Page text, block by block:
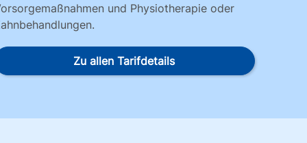
und Physiotherapie oder
Zu allen Tarifdetails